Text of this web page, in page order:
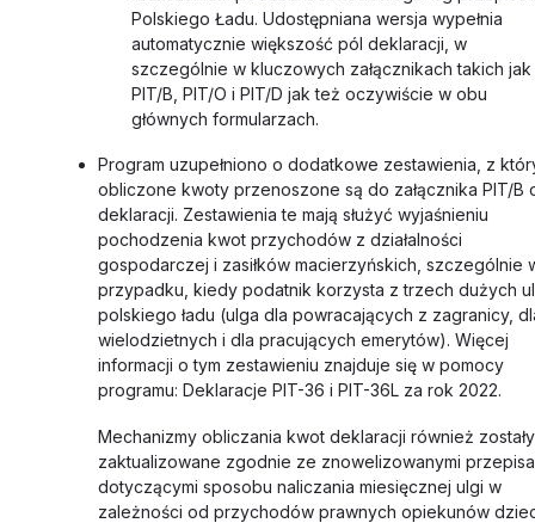
Polskiego Ładu. Udostępniana wersja wypełnia
automatycznie większość pól deklaracji, w
szczególnie w kluczowych załącznikach takich jak
PIT/B, PIT/O i PIT/D jak też oczywiście w obu
głównych formularzach.
Program uzupełniono o dodatkowe zestawienia, z
obliczone kwoty przenoszone są do załącznika PIT/B
deklaracji. Zestawienia te mają służyć wyjaśnieniu
pochodzenia kwot przychodów z działalności
gospodarczej i zasiłków macierzyńskich, szczególnie
przypadku, kiedy podatnik korzysta z trzech dużych
polskiego ładu (ulga dla powracających z zagranicy,
wielodzietnych i dla pracujących emerytów). Więcej
informacji o tym zestawieniu znajduje się w pomocy
programu: Deklaracje PIT-36 i PIT-36L za rok 2022.
Mechanizmy obliczania kwot deklaracji również zostały
zaktualizowane zgodnie ze znowelizowanymi
dotyczącymi sposobu naliczania miesięcznej ulgi w
zależności od przychodów prawnych opiekunów